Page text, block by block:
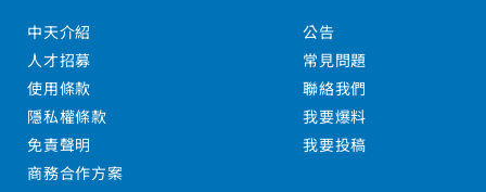
中天介紹
人才招募
使用條款
隱私權條款
免責聲明
商務合作方案
公告
常見問題
聯絡我們
我要爆料
我要投稿